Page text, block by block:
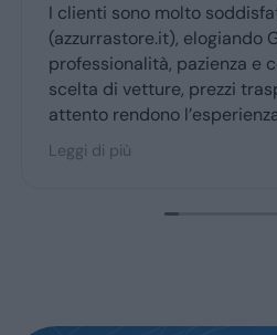
sono molto soddisfatti di
elogiando Giuseppe
pazienza e competenza.
vetture, prezzi trasparenti e
rendono l’esperienza
per la maggior parte degli